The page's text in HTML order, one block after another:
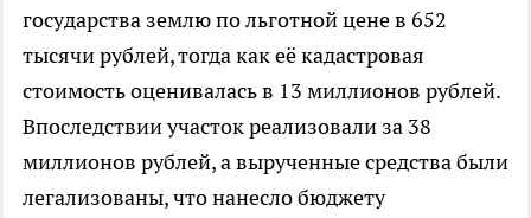
государства землю по льготной цене в 652
тысячи рублей, тогда как её кадастровая
стоимость оценивалась в 13 миллионов рублей.
Впоследствии участок реализовали за 38
миллионов рублей, а вырученные средства были
легализованы, что нанесло бюджету